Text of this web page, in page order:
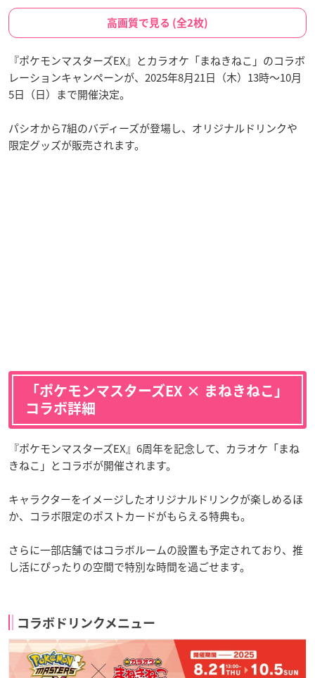
高画質で見る (全2枚)
『ポケモンマスターズEX』とカラオケ「まねきねこ」のコラボ
レーションキャンペーンが、2025年8月21日（木）13時〜10月
5日（日）まで開催決定。
パシオから7組のバディーズが登場し、オリジナルドリンクや
限定グッズが販売されます。
「ポケモンマスターズEX × まねきねこ」
コラボ詳細
『ポケモンマスターズEX』6周年を記念して、カラオケ「まね
きねこ」とコラボが開催されます。
キャラクターをイメージしたオリジナルドリンクが楽しめるほ
か、コラボ限定のポストカードがもらえる特典も。
さらに一部店舗ではコラボルームの設置も予定されており、推
し活にぴったりの空間で特別な時間を過ごせます。
コラボドリンクメニュー